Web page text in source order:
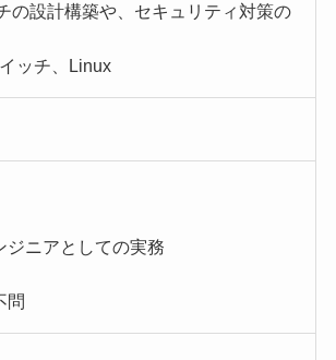
の設計構築や、セキュリティ対策の
ッチ、Linux
ジニアとしての実務
問